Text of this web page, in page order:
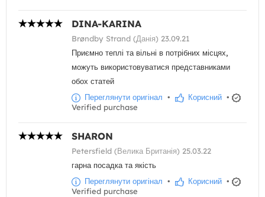
DINA-KARINA
Brøndby Strand (Данія) 23.09.21
Приємно теплі та вільні в потрібних місцях,
можуть використовуватися представниками
обох статей
Переглянути оригінал • Корисний •
Verified purchase
SHARON
Petersfield (Велика Британія) 25.03.22
гарна посадка та якість
Переглянути оригінал • Корисний •
Verified purchase